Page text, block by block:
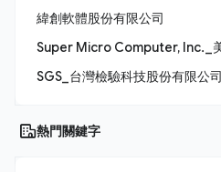
緯創軟體股份有限公司
Super Micro Computer, Inc._
SGS_台灣檢驗科技股份有限公司
熱門關鍵字